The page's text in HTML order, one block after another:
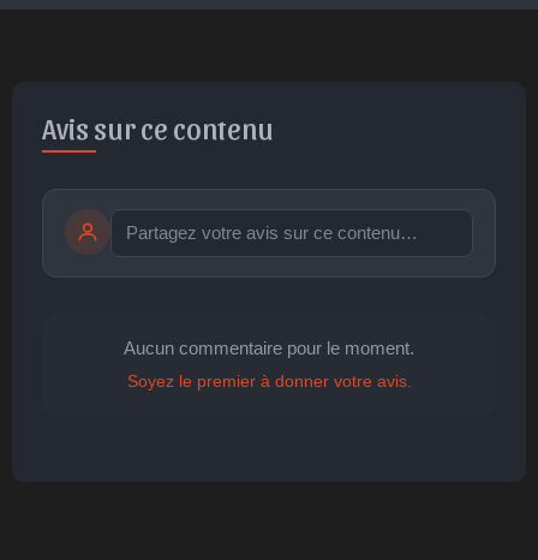
Avis sur ce contenu
publication immédiate Publier
Aucun commentaire pour le moment.
Soyez le premier à donner votre avis.